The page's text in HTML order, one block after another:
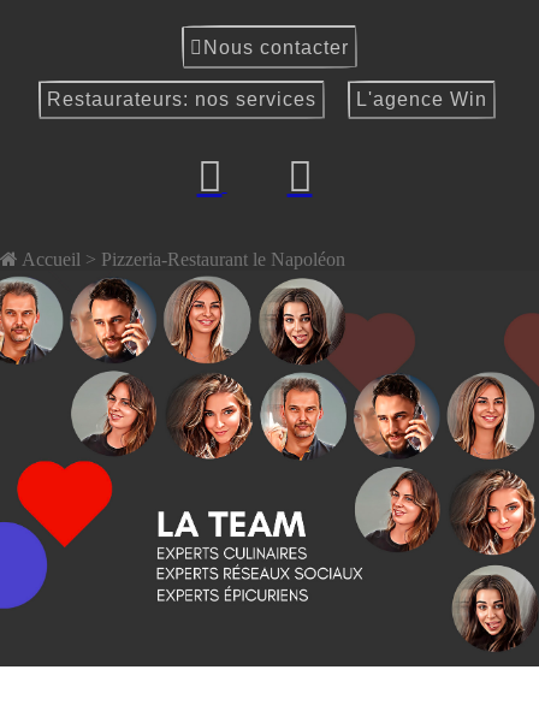
Nous contacter
Restaurateurs: nos services L'agence Win
Accueil > Pizzeria-Restaurant le Napoléon